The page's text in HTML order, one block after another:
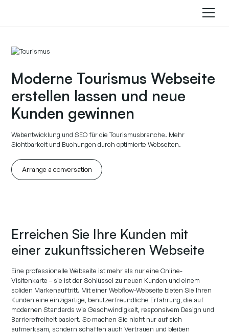
Moderne Tourismus Webseite
erstellen lassen und neue
Kunden gewinnen
Webentwicklung und SEO für die Tourismusbranche. Mehr
Sichtbarkeit und Buchungen durch optimierte Webseiten.
Arrange a conversation
Erreichen Sie Ihre Kunden mit
einer zukunftssicheren Webseite
Eine professionelle Webseite ist mehr als nur eine Online-
Visitenkarte – sie ist der Schlüssel zu neuen Kunden und einem
soliden Markenauftritt. Mit einer Webflow-Webseite bieten Sie Ihren
Kunden eine einzigartige, benutzerfreundliche Erfahrung, die auf
modernen Standards wie Geschwindigkeit, responsivem Design und
Barrierefreiheit basiert. So machen Sie nicht nur auf sich
aufmerksam, sondern schaffen auch Vertrauen und bleiben